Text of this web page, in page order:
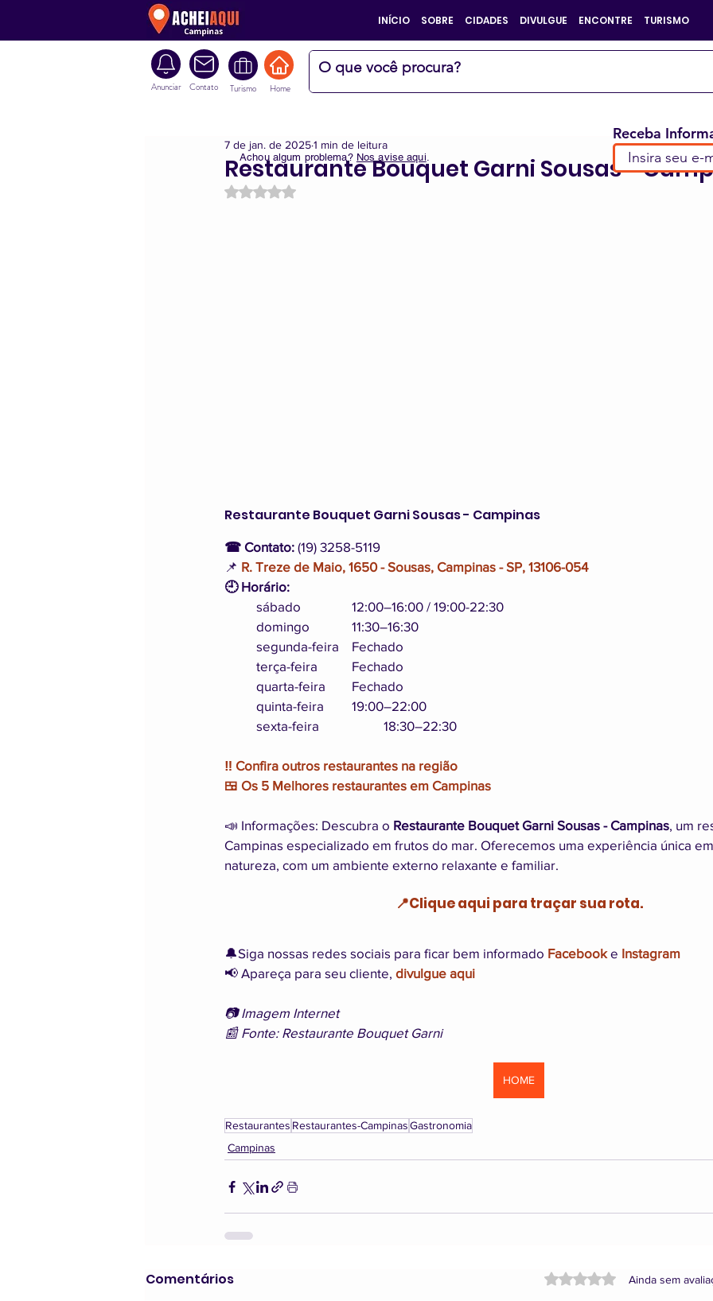
INÍCIO SOBRE CIDADES DIVULGUE ENCONTRE TURISMO
Contato
Anunciar Turismo Home
Restaurante Bouquet Garni Sousas -
7 de jan. de 20251 min de leitura
Avaliado com NaN de 5 estrelas.
Restaurante Bouquet Garni Sousas - Campinas
☎ Contato: (19) 3258-5119
📌 R. Treze de Maio, 1650 - Sousas, Campinas - SP, 13106-054
🕘 Horário:
sábado		12:00–16:00 / 19:00-22:30
	domingo		11:30–16:30
	segunda-feira	Fechado
	terça-feira		Fechado
	quarta-feira	Fechado
	quinta-feira	19:00–22:00
	sexta-feira		18:30–22:30
‼️ Confira outros restaurantes na região
🍱 Os 5 Melhores restaurantes em Campinas
📣 Informações: Descubra o Restaurante Bouquet Garni Sousas - Campinas, um
Campinas especializado em frutos do mar. Oferecemos uma experiência única
natureza, com um ambiente externo relaxante e familiar.
📍Clique aqui para traçar sua rota.
🔔Siga nossas redes sociais para ficar bem informado Facebook e Instagram
📢 Apareça para seu cliente, divulgue aqui
📷 Imagem Internet
📰 Fonte: Restaurante Bouquet Garni
HOME
Restaurantes Restaurantes-CampinasGastronomia
Campinas
Comentários Avaliado com 0 de 5
Ainda sem
Achou algum problema? Nos avise aqui.
Receba